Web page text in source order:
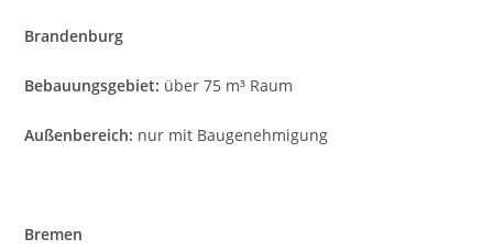
Brandenburg
Bebauungsgebiet: über 75 m³ Raum
Außenbereich: nur mit Baugenehmigung
Bremen